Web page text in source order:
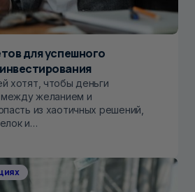
для успешного
хотят, чтобы деньги
между желанием и
из хаотичных решений,
и…